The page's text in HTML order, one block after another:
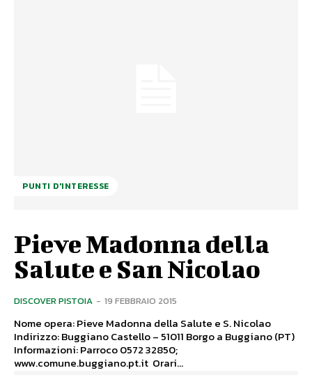
PUNTI D'INTERESSE
Pieve Madonna della
Salute e San Nicolao
DISCOVER PISTOIA - 19 FEBBRAIO 2015
Nome opera: Pieve Madonna della Salute e S. Nicolao
Indirizzo: Buggiano Castello – 51011 Borgo a Buggiano (PT)
Informazioni: Parroco 0572 32850;
www.comune.buggiano.pt.it Orari...